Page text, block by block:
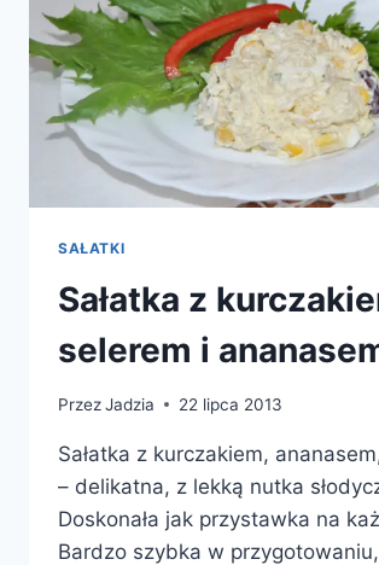
SAŁATKI
Sałatka z
selerem i
PrzezJadzia 22 lipca 2013
Sałatka z kurczakiem,
– delikatna, z lekką nutka
Doskonała jak przystawka na
Bardzo szybka w